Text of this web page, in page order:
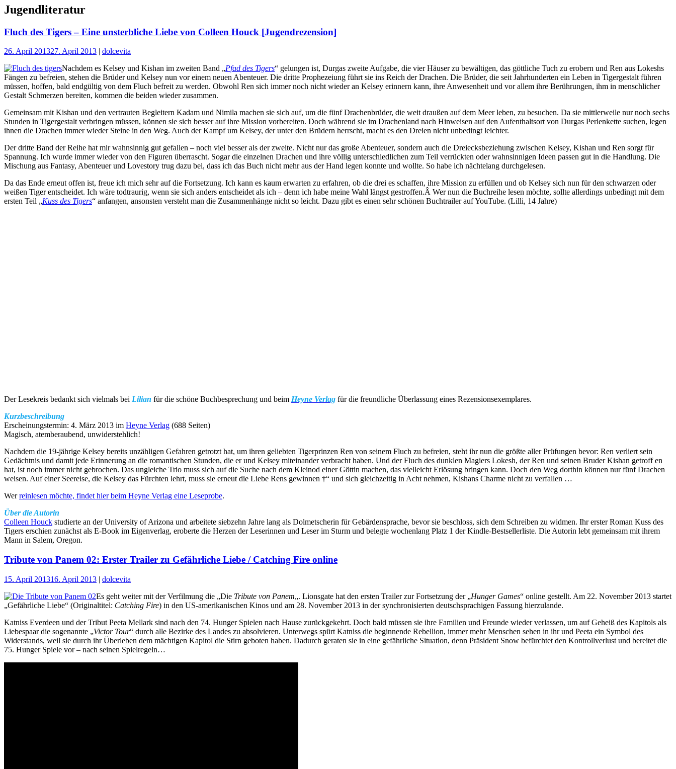
Jugendliteratur
Fluch des Tigers – Eine unsterbliche Liebe von Colleen Houck [Jugendrezension]
26. April 201327. April 2013 | dolcevita
Nachdem es Kelsey und Kishan im zweiten Band „Pfad des Tigers“ gelungen ist, Durgas zweite Aufgabe, die vier Häuser zu bewältigen, das göttliche Tuch zu erobern und Ren aus Lokeshs
Fängen zu befreien, stehen die Brüder und Kelsey nun vor einem neuen Abenteuer. Die dritte Prophezeiung führt sie ins Reich der Drachen. Die Brüder, die seit Jahrhunderten ein Leben in Tigergestalt führen
müssen, hoffen, bald endgültig von dem Fluch befreit zu werden. Obwohl Ren sich immer noch nicht wieder an Kelsey erinnern kann, ihre Anwesenheit und vor allem ihre Berührungen, ihm in menschlicher
Gestalt Schmerzen bereiten, kommen die beiden wieder zusammen.
Gemeinsam mit Kishan und den vertrauten Begleitern Kadam und Nimila machen sie sich auf, um die fünf Drachenbrüder, die weit draußen auf dem Meer leben, zu besuchen. Da sie mittlerweile nur noch sechs
Stunden in Tigergestalt verbringen müssen, können sie sich besser auf ihre Mission vorbereiten. Doch während sie im Drachenland nach Hinweisen auf den Aufenthaltsort von Durgas Perlenkette suchen, legen
ihnen die Drachen immer wieder Steine in den Weg. Auch der Kampf um Kelsey, der unter den Brüdern herrscht, macht es den Dreien nicht unbedingt leichter.
Der dritte Band der Reihe hat mir wahnsinnig gut gefallen – noch viel besser als der zweite. Nicht nur das große Abenteuer, sondern auch die Dreiecksbeziehung zwischen Kelsey, Kishan und Ren sorgt für
Spannung. Ich wurde immer wieder von den Figuren überrascht. Sogar die einzelnen Drachen und ihre völlig unterschiedlichen zum Teil verrückten oder wahnsinnigen Ideen passen gut in die Handlung. Die
Mischung aus Fantasy, Abenteuer und Lovestory trug dazu bei, dass ich das Buch nicht mehr aus der Hand legen konnte und wollte. So habe ich nächtelang durchgelesen.
Da das Ende erneut offen ist, freue ich mich sehr auf die Fortsetzung. Ich kann es kaum erwarten zu erfahren, ob die drei es schaffen, ihre Mission zu erfüllen und ob Kelsey sich nun für den schwarzen oder
weißen Tiger entscheidet. Ich wäre todtraurig, wenn sie sich anders entscheidet als ich – denn ich habe meine Wahl längst gestroffen.Â Wer nun die Buchreihe lesen möchte, sollte allerdings unbedingt mit dem
ersten Teil „Kuss des Tigers“ anfangen, ansonsten versteht man die Zusammenhänge nicht so leicht. Dazu gibt es einen sehr schönen Buchtrailer auf YouTube. (Lilli, 14 Jahre)
Der Lesekreis bedankt sich vielmals bei Lilian für die schöne Buchbesprechung und beim Heyne Verlag für die freundliche Überlassung eines Rezensionsexemplares.
Kurzbeschreibung
Erscheinungstermin: 4. März 2013 im Heyne Verlag (688 Seiten)
Magisch, atemberaubend, unwiderstehlich!
Nachdem die 19-jährige Kelsey bereits unzähligen Gefahren getrotzt hat, um ihren geliebten Tigerprinzen Ren von seinem Fluch zu befreien, steht ihr nun die größte aller Prüfungen bevor: Ren verliert sein
Gedächtnis und damit jede Erinnerung an die romantischen Stunden, die er und Kelsey miteinander verbracht haben. Und der Fluch des dunklen Magiers Lokesh, der Ren und seinen Bruder Kishan getroff en
hat, ist noch immer nicht gebrochen. Das ungleiche Trio muss sich auf die Suche nach dem Kleinod einer Göttin machen, das vielleicht Erlösung bringen kann. Doch den Weg dorthin können nur fünf Drachen
weisen. Auf einer Seereise, die Kelsey das Fürchten lehrt, muss sie erneut die Liebe Rens gewinnen †“ und sich gleichzeitig in Acht nehmen, Kishans Charme nicht zu verfallen …
Werreinlesen möchte, findet hier beim Heyne Verlag eine Leseprobe.
Über die Autorin
Colleen Houck studierte an der University of Arizona und arbeitete siebzehn Jahre lang als Dolmetscherin für Gebärdensprache, bevor sie beschloss, sich dem Schreiben zu widmen. Ihr erster Roman Kuss des
Tigers erschien zunächst als E-Book im Eigenverlag, eroberte die Herzen der Leserinnen und Leser im Sturm und belegte wochenlang Platz 1 der Kindle-Bestsellerliste. Die Autorin lebt gemeinsam mit ihrem
Mann in Salem, Oregon.
Tribute von Panem 02: Erster Trailer zu Gefährliche Liebe / Catching Fire online
15. April 201316. April 2013 | dolcevita
Es geht weiter mit der Verfilmung die „Die Tribute von Panem„. Lionsgate hat den ersten Trailer zur Fortsetzung der „Hunger Games“ online gestellt. Am 22. November 2013 startet
„Gefährliche Liebe“ (Originaltitel: Catching Fire) in den US-amerikanischen Kinos und am 28. November 2013 in der synchronisierten deutschsprachigen Fassung hierzulande.
Katniss Everdeen und der Tribut Peeta Mellark sind nach den 74. Hunger Spielen nach Hause zurückgekehrt. Doch bald müssen sie ihre Familien und Freunde wieder verlassen, um auf Geheiß des Kapitols als
Liebespaar die sogenannte „Victor Tour“ durch alle Bezirke des Landes zu absolvieren. Unterwegs spürt Katniss die beginnende Rebellion, immer mehr Menschen sehen in ihr und Peeta ein Symbol des
Widerstands, weil sie durch ihr Überleben dem mächtigen Kapitol die Stirn geboten haben. Dadurch geraten sie in eine gefährliche Situation, denn Präsident Snow befürchtet den Kontrollverlust und bereitet die
75. Hunger Spiele vor – nach seinen Spielregeln…